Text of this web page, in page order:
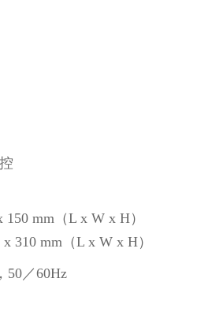
mm（L x W x H）
310 mm（L x W x H）
50／60Hz